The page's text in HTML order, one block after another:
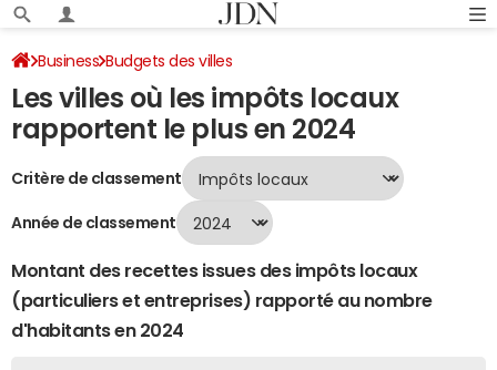
Business Budgets des villes
Classement 2024 des villes par impôts locaux Page 243
Les villes où les impôts locaux
rapportent le plus en 2024
Critère de classement
Année de classement
Montant des recettes issues des impôts locaux
(particuliers et entreprises) rapporté au nombre
d'habitants en 2024